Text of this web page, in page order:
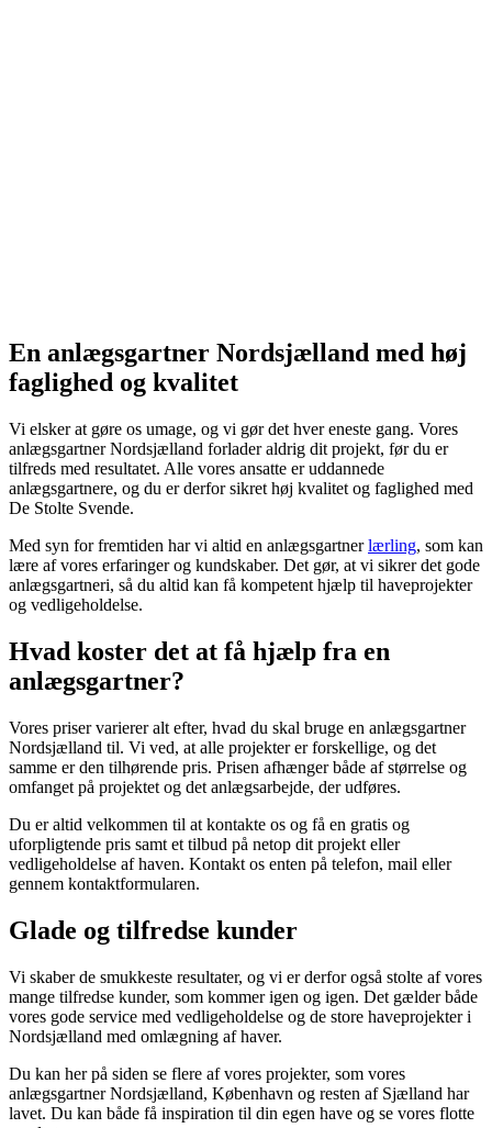
En anlægsgartner Nordsjælland med høj
faglighed og kvalitet
Vi elsker at gøre os umage, og vi gør det hver eneste gang. Vores
anlægsgartner Nordsjælland forladeraldrig dit projekt, før du er
tilfreds med resultatet. Alle vores ansatte er uddannede
anlægsgartnere, og du er derfor sikret høj kvalitet og faglighed med
De Stolte Svende.
Med syn for fremtiden har vi altid en anlægsgartnerlærling, som kan
lære af vores erfaringer og kundskaber. Det gør, at vi sikrer det gode
anlægsgartneri, så du altid kan få kompetent hjælp til haveprojekter
og vedligeholdelse.
Hvad koster det at få hjælp fra en
anlægsgartner?
Vores priser varierer alt efter, hvad du skal bruge en anlægsgartner
Nordsjælland til. Vi ved, at alle projekter er forskellige, og det
samme er den tilhørende pris. Prisen afhænger både af størrelse og
omfanget på projektet og det anlægsarbejde, der udføres.
Du er altid velkommen til at kontakte os og få en gratis og
uforpligtende pris samt et tilbud på netop dit projekt eller
vedligeholdelse af haven. Kontakt os enten på telefon, mail eller
gennem kontaktformularen.
Glade og tilfredse kunder
Vi skaber de smukkeste resultater, og vi er derfor også stolte af vores
mange tilfredse kunder, som kommer igen og igen. Det gælder både
vores gode service med vedligeholdelse og de store haveprojekter i
Nordsjælland med omlægning af haver.
Du kan her på siden se flere af vores projekter, som vores
anlægsgartner Nordsjælland, København og resten af Sjælland har
lavet. Du kan både få inspiration til din egen have og se vores flotte